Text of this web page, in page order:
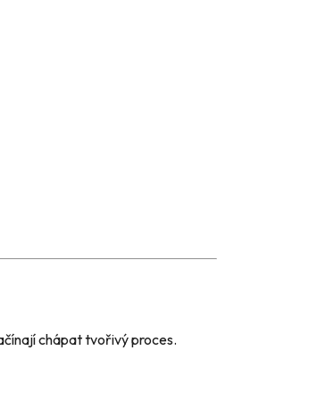
chápat tvořivý proces.